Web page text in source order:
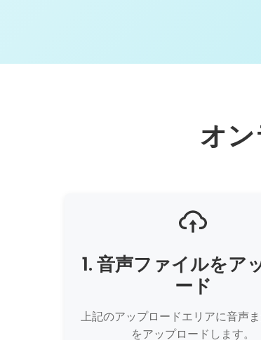
オ
1. 音声ファイルをア
ード
上記のアップロードエリアに音声
をアップロードします。